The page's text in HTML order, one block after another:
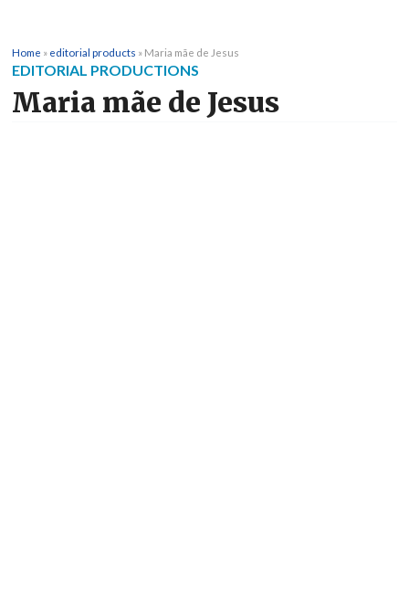
Home » editorial products » Maria mãe de Jesus
EDITORIAL PRODUCTIONS
Maria mãe de Jesus